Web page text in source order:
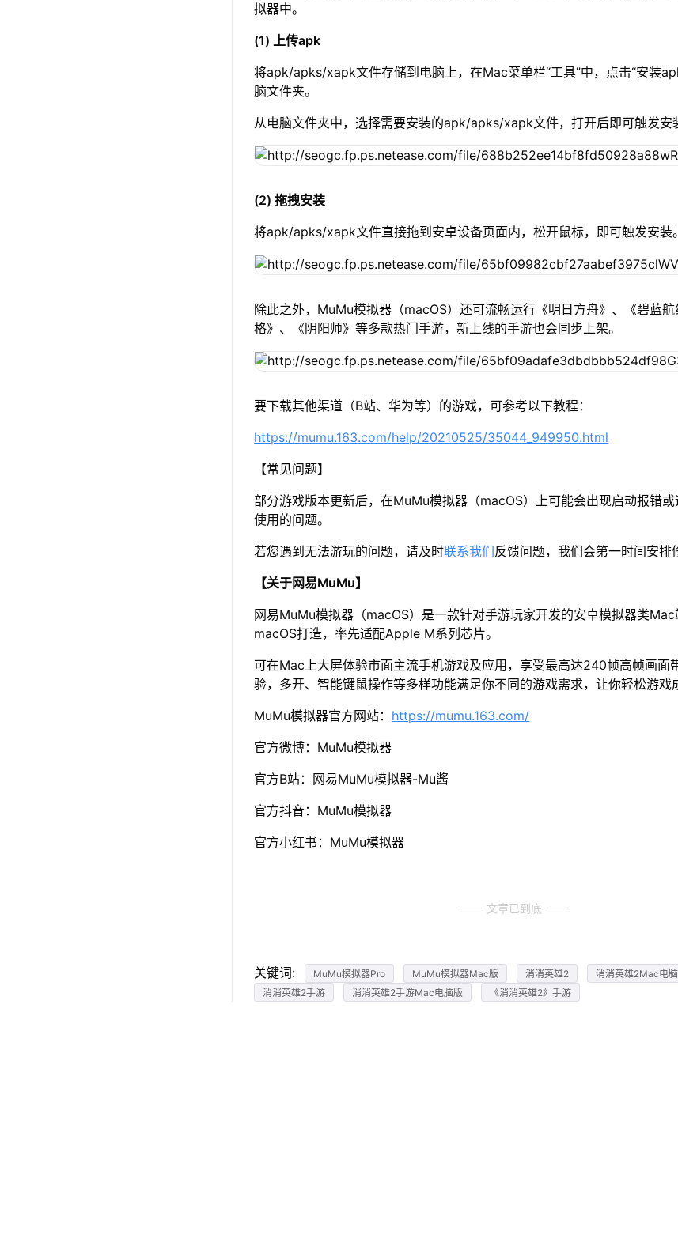
拟器中。
(1) 上传apk
将apk/apks/xapk文件存储到电脑上，在Mac菜单栏“工具”中，点击“安装
脑文件夹。
从电脑文件夹中，选择需要安装的apk/apks/xapk文件，打开后即可触发安
(2) 拖拽安装
将apk/apks/xapk文件直接拖到安卓设备页面内，松开鼠标，即可触发安装。
除此之外，MuMu模拟器（macOS）还可流畅运行《明日方舟》、《碧蓝
格》、《阴阳师》等多款热门手游，新上线的手游也会同步上架。
要下载其他渠道（B站、华为等）的游戏，可参考以下教程：
https://mumu.163.com/help/20210525/35044_949950.html
【常见问题】
部分游戏版本更新后，在MuMu模拟器（macOS）上可能会出现启动报错
使用的问题。
若您遇到无法游玩的问题，请及时联系我们反馈问题，我们会第一时间安排
【关于网易MuMu】
网易MuMu模拟器（macOS）是一款针对手游玩家开发的安卓模拟器类
macOS打造，率先适配Apple M系列芯片。
可在Mac上大屏体验市面主流手机游戏及应用，享受最高达240帧高帧画面
验，多开、智能键鼠操作等多样功能满足你不同的游戏需求，让你轻松游戏
MuMu模拟器官方网站： https://mumu.163.com/
官方微博：MuMu模拟器
官方B站：网易MuMu模拟器-Mu酱
官方抖音：MuMu模拟器
官方小红书：MuMu模拟器
文章已到底
关键词: MuMu模拟器Pro MuMu模拟器Mac版 消消英雄2
消消英雄2Mac电
消消英雄2手游
消消英雄2手游Mac电脑版 《消消英雄2》手游